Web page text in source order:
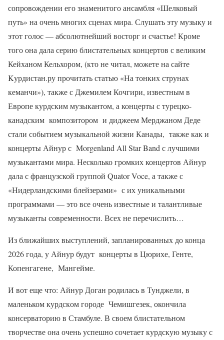
сопровождении его знаменитого ансамбля «Шелковый
путь» на очень многих сценах мира. Слушать эту музыку и
этот голос — абсолютнейший восторг и счастье! Кроме
того она дала серию блистательных концертов с великим
Кейханом Кельхором, (кто не читал, можете на сайте
Kурдистан.ру прочитать статью «На тонких струнах
кеманчи»), также с Джемилем Кочгири, известным в
Европе курдским музыкантом, а концерты с турецко-
канадским композитором и диджеем Мерджаном Деде
стали событием музыкальной жизни Канады, также как и
концерты Айнур с Morgenland All Star Band с лучшими
музыкантами мира. Несколько громких концертов Айнур
дала с французской группой Quator Voce, а также с
«Нидерландскими блейзерами» с их уникальными
программами — это все очень известные и талантливые
музыканты современности. Всех не перечислить…
Из ближайших выступлений, запланированных до конца
2026 года, у Айнур будут концерты в Цюрихе, Генте,
Копенгагене, Мангейме.
И вот еще что: Айнур Доган родилась в Тунджели, в
маленьком курдском городе Чемишгезек, окончила
консерваторию в Стамбуле. В своем блистательном
творчестве она очень успешно сочетает курдскую музыку с